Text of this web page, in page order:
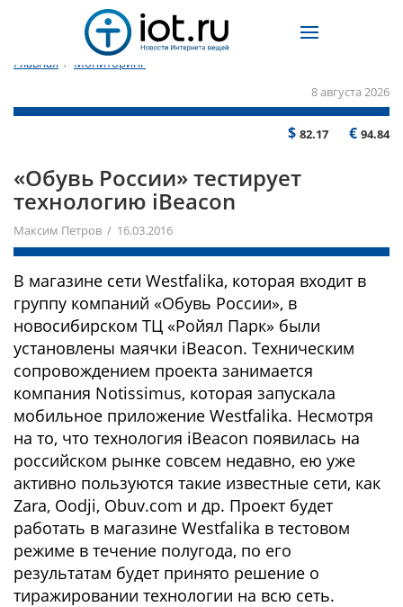
Главная / Мониторинг
8 августа 2026
$ 82.17 € 94.84
«Обувь России» тестирует
технологию iBeacon
Максим Петров / 16.03.2016
В магазине сети Westfalika, которая входит в
группу компаний «Обувь России», в
новосибирском ТЦ «Ройял Парк» были
установлены маячки iBeacon. Техническим
сопровождением проекта занимается
компания Notissimus, которая запускала
мобильное приложение Westfalika. Несмотря
на то, что технология iBeacon появилась на
российском рынке совсем недавно, ею уже
активно пользуются такие известные сети, как
Zara, Oodji, Obuv.com и др. Проект будет
работать в магазине Westfalika в тестовом
режиме в течение полугода, по его
результатам будет принято решение о
тиражировании технологии на всю сеть.